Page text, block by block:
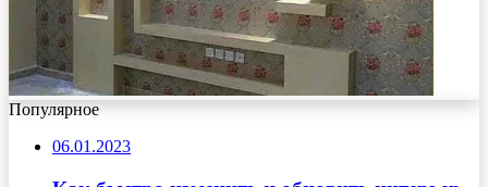
Популярное
06.01.2023